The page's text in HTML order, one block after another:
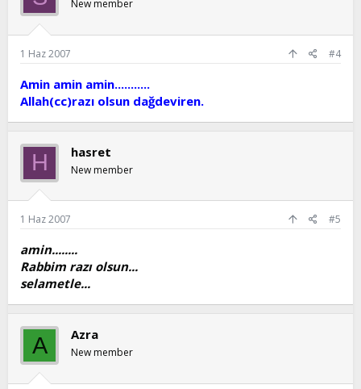
şey isterdim Yüce ihsanından, Zatına Kul Habibine (s.a.v)
ümmet olmayı nasib eyle bu acize.. ve amin diyerek acıyan
tüm sevdiklerine...
New member
1 Haz 2007 #4
Amin amin amin...........
Allah(cc)razı olsun dağdeviren.
H hasret
New member
1 Haz 2007 #5
amin........
Rabbim razı olsun...
selametle...
A Azra
New member